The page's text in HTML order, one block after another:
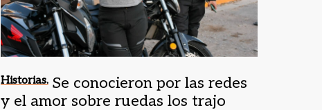
Historias. Se conocieron por las redes
y el amor sobre ruedas los trajo